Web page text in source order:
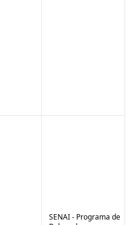
SENAI - Programa de